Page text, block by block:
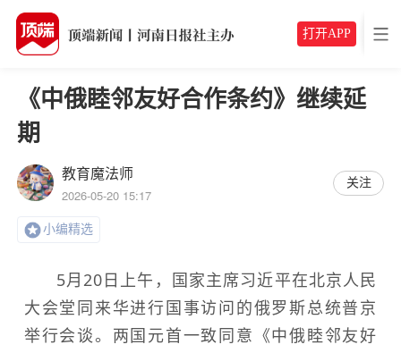
打开APP
《中俄睦邻友好合作条约》继续延
期
教育魔法师
2026-05-20 15:17
关注
小编精选
5月20日上午，国家主席习近平在北京人民
大会堂同来华进行国事访问的俄罗斯总统普京
举行会谈。两国元首一致同意《中俄睦邻友好